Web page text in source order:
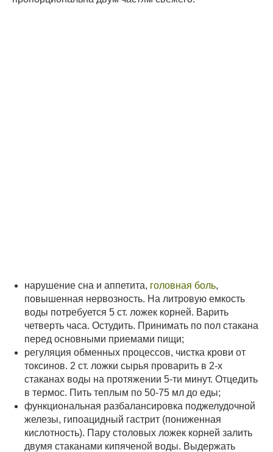
нарушение сна и аппетита, головная боль,
повышенная нервозность. На литровую емкость
воды потребуется 5 ст. ложек корней. Варить
четверть часа. Остудить. Принимать по пол стакана
перед основными приемами пищи;
регуляция обменных процессов, чистка крови от
токсинов. 2 ст. ложки сырья проварить в 2-х
стаканах воды на протяжении 5-ти минут. Отцедить
в термос. Пить теплым по 50-75 мл до еды;
функциональная разбалансировка поджелудочной
железы, гипоацидный гастрит (пониженная
кислотность). Пару столовых ложек корней залить
двумя стаканами кипяченой воды. Выдержать